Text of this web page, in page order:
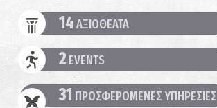
14ΑΞΙΟΘΕΑΤΑ
2EVENTS
31 ΠΡΟΣΦΕΡΟΜΕΝΕΣ ΥΠΗΡΕΣΙΕΣ